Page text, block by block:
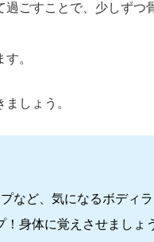
ごすことで、少しずつ
。
しょう。
など、気になるボディ
身体に覚えさせましょ